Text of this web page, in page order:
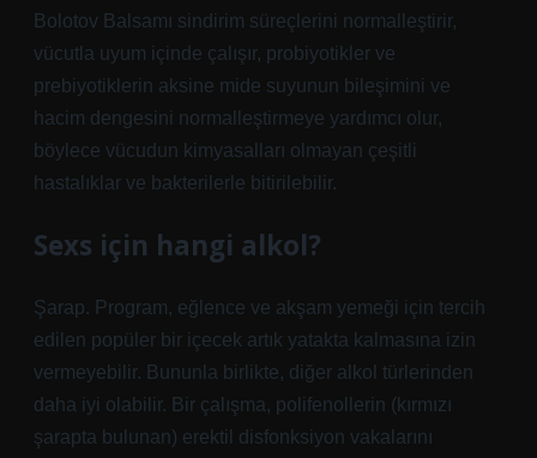
Bolotov Balsamı sindirim süreçlerini normalleştirir,
vücutla uyum içinde çalışır, probiyotikler ve
prebiyotiklerin aksine mide suyunun bileşimini ve
hacim dengesini normalleştirmeye yardımcı olur,
böylece vücudun kimyasalları olmayan çeşitli
hastalıklar ve bakterilerle bitirilebilir.
Sexs için hangi alkol?
Şarap. Program, eğlence ve akşam yemeği için tercih
edilen popüler bir içecek artık yatakta kalmasına izin
vermeyebilir. Bununla birlikte, diğer alkol türlerinden
daha iyi olabilir. Bir çalışma, polifenollerin (kırmızı
şarapta bulunan) erektil disfonksiyon vakalarını